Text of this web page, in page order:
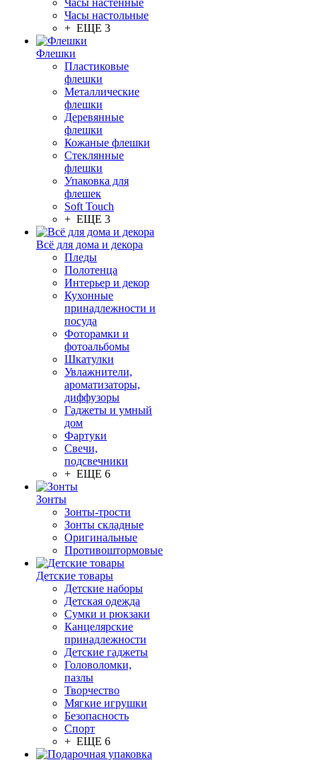
Часы настенные
Часы настольные
+ ЕЩЕ 3
Флешки
Пластиковые
флешки
Металлические
флешки
Деревянные
флешки
Кожаные флешки
Стеклянные
флешки
Упаковка для
флешек
Soft Touch
+ ЕЩЕ 3
Всё для дома и декора
Пледы
Полотенца
Интерьер и декор
Кухонные
принадлежности и
посуда
Фоторамки и
фотоальбомы
Шкатулки
Увлажнители,
ароматизаторы,
диффузоры
Гаджеты и умный
дом
Фартуки
Свечи,
подсвечники
+ ЕЩЕ 6
Зонты
Зонты-трости
Зонты складные
Оригинальные
Противоштормовые
Детские товары
Детские наборы
Детская одежда
Сумки и рюкзаки
Канцелярские
принадлежности
Детские гаджеты
Головоломки,
пазлы
Творчество
Мягкие игрушки
Безопасность
Спорт
+ ЕЩЕ 6